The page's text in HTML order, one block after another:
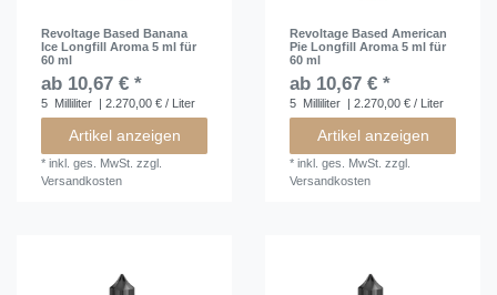
Revoltage Based Banana
Ice Longfill Aroma 5 ml für
60 ml
ab 10,67 € *
5 Milliliter | 2.270,00 € / Liter
Artikel anzeigen
*inkl. ges. MwSt. zzgl.
Versandkosten
Revoltage Based American
Pie Longfill Aroma 5 ml für
60 ml
ab 10,67 € *
5 Milliliter | 2.270,00 € / Liter
Artikel anzeigen
*inkl. ges. MwSt. zzgl.
Versandkosten